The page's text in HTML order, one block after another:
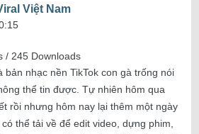
Việt Nam
/ 245 Downloads
bản nhạc nền TikTok con gà trống nói
thể tin được. Tự nhiên hôm qua
rồi nhưng hôm nay lại thêm một ngày
thể tải về để edit video, dựng phim,